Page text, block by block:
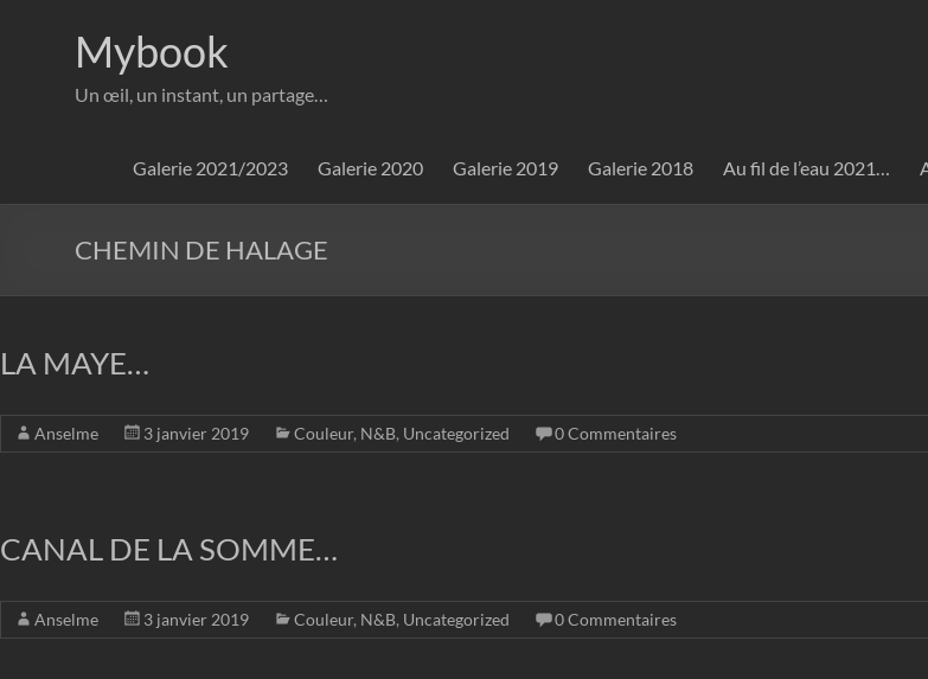
Mybook
Un œil, un instant, un partage…
Galerie 2021/2023 Galerie 2020 Galerie 2019 Galerie 2018 Au fil de l’eau 2021…
CHEMIN DE HALAGE
LA MAYE…
Anselme 3 janvier 2019 Couleur, N&B, Uncategorized 0 Commentaires
CANAL DE LA SOMME…
Anselme 3 janvier 2019 Couleur, N&B, Uncategorized 0 Commentaires